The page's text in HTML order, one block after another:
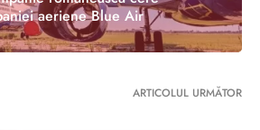
aeriene Blue Air
ARTICOLUL URMĂTOR